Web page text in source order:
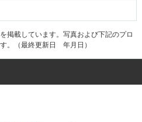
掲載しています。写真および下記のプロ
。（最終更新日 年月日）